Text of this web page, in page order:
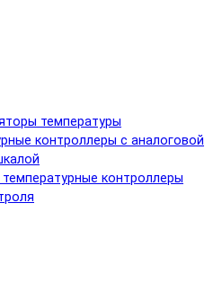
температуры
контроллеры с аналоговой
контроллеры